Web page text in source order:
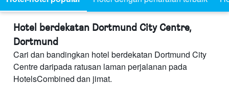
Hotel berdekatan Dortmund City Centre,
Dortmund
Cari dan bandingkan hotel berdekatan Dortmund City
Centre daripada ratusan laman perjalanan pada
HotelsCombined dan jimat.